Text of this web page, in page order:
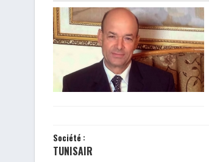
Société :
TUNISAIR